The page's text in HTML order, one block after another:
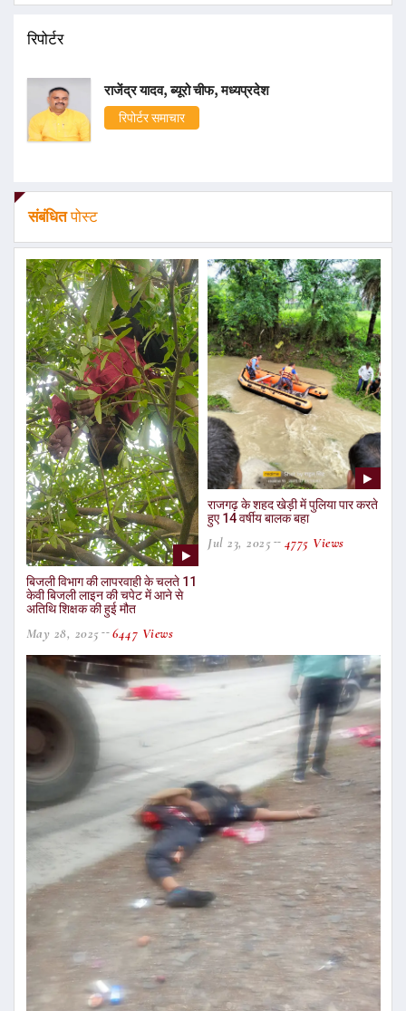
रिपोर्टर
राजेंद्र यादव, ब्यूरो चीफ, मध्यप्रदेश
रिपोर्टर समाचार
संबंधितपोस्ट
बिजली विभाग की लापरवाही के चलते 11
केवी बिजली लाइन की चपेट में आने से
अतिथि शिक्षक की हुई मौत
May 28, 2025 6447 Views
राजगढ़ के शहद खेड़ी में पुलिया पार करते
हुए 14 वर्षीय बालक बहा
Jul 23, 2025 4775 Views